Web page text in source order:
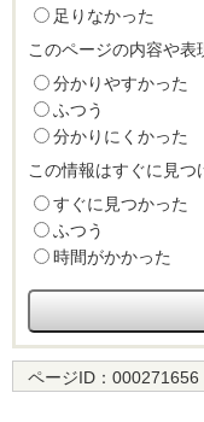
足りなかった
このページの内容や表
分かりやすかった
ふつう
分かりにくかった
この情報はすぐに見つ
すぐに見つかった
ふつう
時間がかかった
ページID： 000271656